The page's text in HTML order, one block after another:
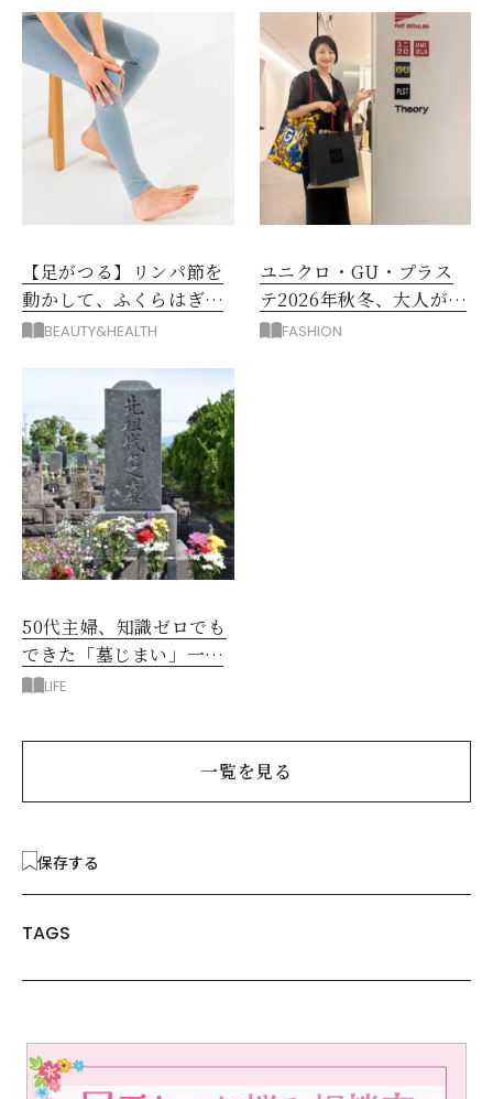
【足がつる】リンパ節を
動かして、ふくらはぎの
むくみ、こむら返りを解
BEAUTY&HEALTH
ユニクロ・GU・プラス
テ2026年秋冬、大人が着
たい新作服は？
FASHION
50代主婦、知識ゼロでも
できた「墓じまい」一つ
後悔したのは、ある順
LIFE
一覧を見る
保存する
TAGS